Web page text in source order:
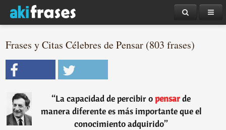
Frases y Citas Célebres de Pensar (803 frases)
“La capacidad de percibir opensarde
manera diferente es más importante que el
conocimiento adquirido”